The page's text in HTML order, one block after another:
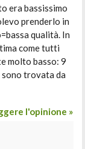
era bassissimo
prenderlo in
qualità. In
come tutti
molto basso: 9
trovata da
l'opinione »